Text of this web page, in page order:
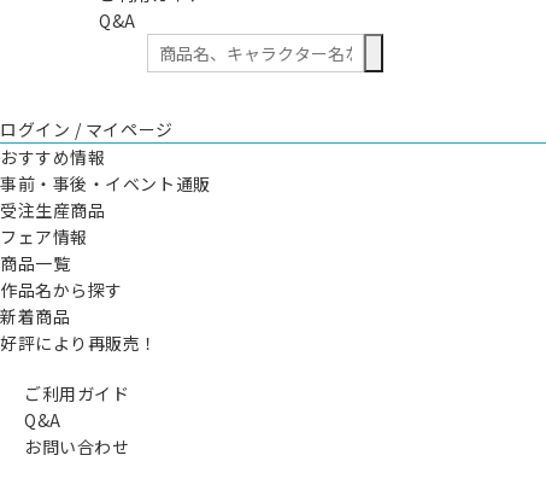
Q&A
ログイン / マイページ
おすすめ情報
事前・事後・イベント通販
受注生産商品
フェア情報
商品一覧
作品名から探す
新着商品
好評により再販売！
ご利用ガイド
Q&A
お問い合わせ